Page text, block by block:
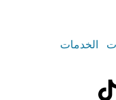
الخدمات